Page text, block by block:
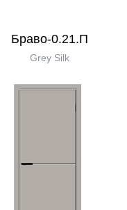
Браво-0.21.П
Grey Silk